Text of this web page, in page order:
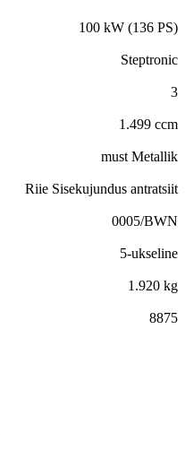
100 kW (136 PS)
Steptronic
3
1.499 ccm
must Metallik
Riie Sisekujundus antratsiit
0005/BWN
5-ukseline
1.920 kg
8875